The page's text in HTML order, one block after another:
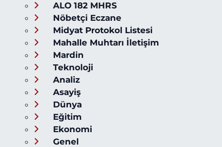
ALO 182 MHRS
Nöbetçi Eczane
Midyat Protokol Listesi
Mahalle Muhtarı İletişim
Mardin
Teknoloji
Analiz
Asayiş
Dünya
Eğitim
Ekonomi
Genel